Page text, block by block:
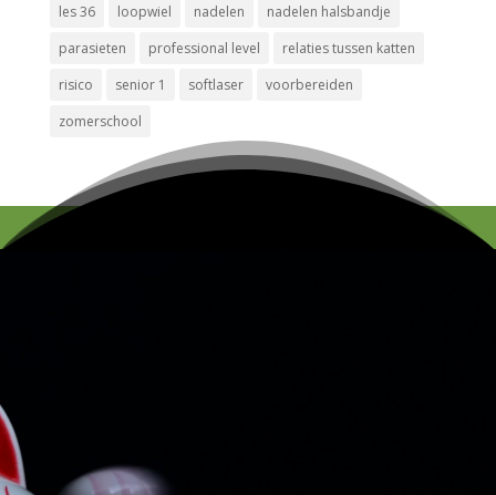
les 36
loopwiel nadelen
nadelen halsbandje
parasieten
professional level
relaties tussen katten
risico
senior 1 softlaser
voorbereiden
zomerschool